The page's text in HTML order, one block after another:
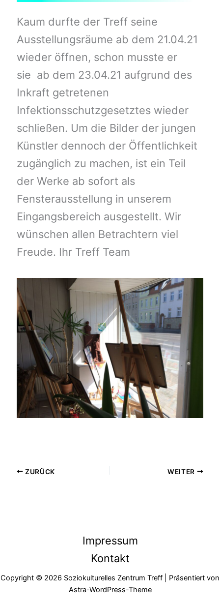
Kaum durfte der Treff seine
Ausstellungsräume ab dem 21.04.21
wieder öffnen, schon musste er
sie ab dem 23.04.21 aufgrund des
Inkraft getretenen
Infektionsschutzgesetztes wieder
schließen. Um die Bilder der jungen
Künstler dennoch der Öffentlichkeit
zugänglich zu machen, ist ein Teil
der Werke ab sofort als
Fensterausstellung in unserem
Eingangsbereich ausgestellt. Wir
wünschen allen Betrachtern viel
Freude. Ihr Treff Team
ZURÜCK WEITER
Impressum
Kontakt
Copyright © 2026 Soziokulturelles Zentrum Treff | Präsentiert von
Astra-WordPress-Theme